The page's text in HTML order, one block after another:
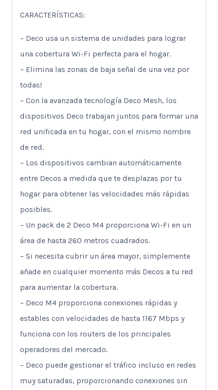
CARACTERÍSTICAS:
– Deco usa un sistema de unidades para lograr
una cobertura Wi-Fi perfecta para el hogar.
– Elimina las zonas de baja señal de una vez por
todas!
– Con la avanzada tecnología Deco Mesh, los
dispositivos Deco trabajan juntos para formar una
red unificada en tu hogar, con el mismo nombre
de red.
– Los dispositivos cambian automáticamente
entre Decos a medida que te desplazas por tu
hogar para obtener las velocidades más rápidas
posibles.
– Un pack de 2 Deco M4 proporciona Wi-Fi en un
área de hasta 260 metros cuadrados.
– Si necesita cubrir un área mayor, simplemente
añade en cualquier momento más Decos a tu red
para aumentar la cobertura.
– Deco M4 proporciona conexiones rápidas y
estables con velocidades de hasta 1167 Mbps y
funciona con los routers de los principales
operadores del mercado.
– Deco puede gestionar el tráfico incluso en redes
muy saturadas, proporcionando conexiones sin